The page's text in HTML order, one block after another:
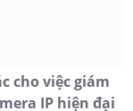
cho việc giám
IP hiện đại